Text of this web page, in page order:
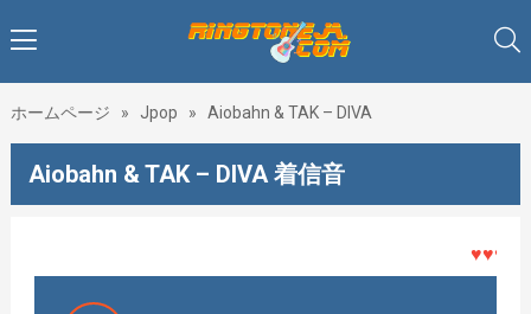
ホームページ » Jpop » Aiobahn & TAK – DIVA
Aiobahn & TAK – DIVA 着信音
♥♥♥着メ